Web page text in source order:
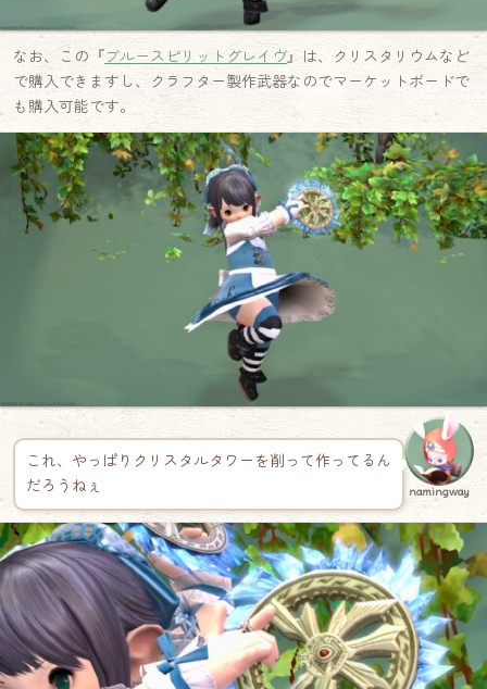
なお、この『ブルースピリットグレイヴ』は、クリスタリウムなど
で購入できますし、クラフター製作武器なのでマーケットボードで
も購入可能です。
これ、やっぱりクリスタルタワーを削って作ってるん
だろうねぇ
namingway